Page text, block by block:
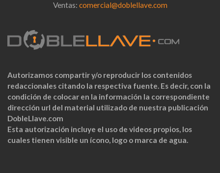
Ventas: comercial@doblellave.com
Autorizamos compartir y/o reproducir los contenidos
redaccionales citando la respectiva fuente. Es decir, con la
condición de colocar en la información la correspondiente
dirección url del material utilizado de nuestra publicación
DobleLlave.com
Esta autorización incluye el uso de videos propios, los
cuales tienen visible un ícono, logo o marca de agua.